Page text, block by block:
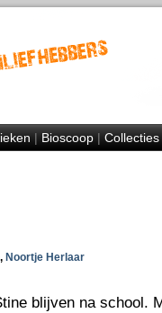
|Bioscoop|Collecties
, Noortje Herlaar
blijven na school.